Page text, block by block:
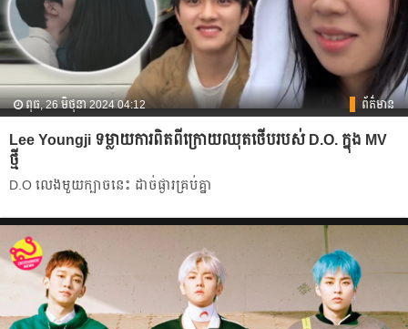
ពុធ, 26 មិថុនា 2024 04:12 ព័ត៌មាន
Lee Youngji ទម្លាយការពិតពីក្រោយឈុតថើបរបស់ D.O. ក្នុង MV
ថ្មី
D.O លេងមួយក្បាចនេះ ដាច់ផ្ងារគ្រប់គ្នា